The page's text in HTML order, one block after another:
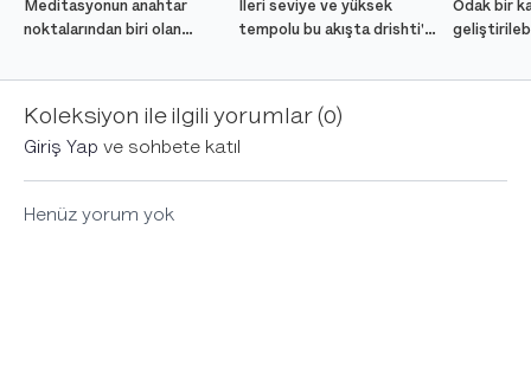
Meditasyonun anahtar
noktalarından biri olan
çalıştırarak zihnimiz
öğreten meditasyon.
İleri seviye ve yüksek
tempolu bu akışta drishti'ye
ters duruşlarla
kalma becerini geliştir.
Odak bir
derste
Koleksiyon ile ilgili yorumlar (0)
Giriş Yap ve sohbete katıl
Henüz yorum yok